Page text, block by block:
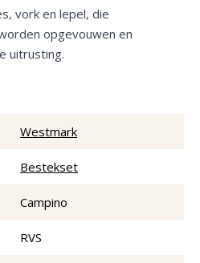
vork en lepel, die
opgevouwen en
uitrusting.
Westmark
Bestekset
Campino
RVS